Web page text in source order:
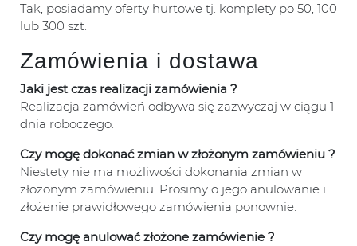
Tak, posiadamy oferty hurtowe tj. komplety po 50, 100
lub 300 szt.
Zamówienia i dostawa
Jaki jest czas realizacji zamówienia ?
Realizacja zamówień odbywa się zazwyczaj w ciągu 1
dnia roboczego.
Czy mogę dokonać zmian w złożonym zamówieniu ?
Niestety nie ma możliwości dokonania zmian w
złożonym zamówieniu. Prosimy o jego anulowanie i
złożenie prawidłowego zamówienia ponownie.
Czy mogę anulować złożone zamówienie ?